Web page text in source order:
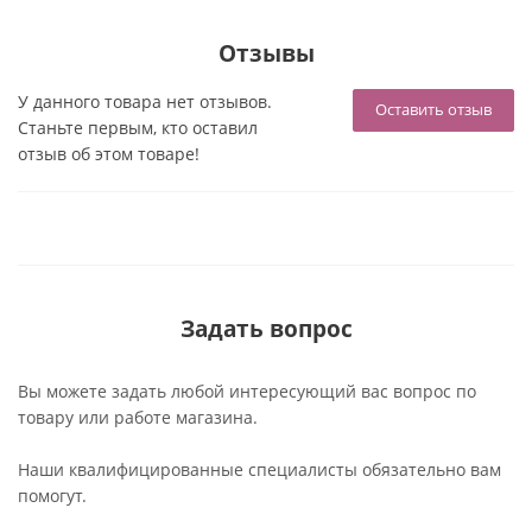
Отзывы
Оставить отзыв
У данного товара нет отзывов.
Станьте первым, кто оставил
отзыв об этом товаре!
Задать вопрос
Вы можете задать любой интересующий вас вопрос по
товару или работе магазина.
Наши квалифицированные специалисты обязательно вам
помогут.